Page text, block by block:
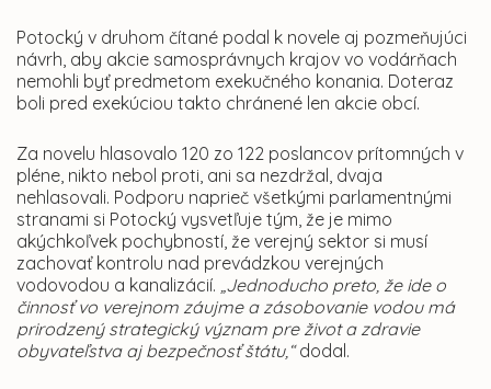
Potocký v druhom čítané podal k novele aj pozmeňujúci
návrh, aby akcie samosprávnych krajov vo vodárňach
nemohli byť predmetom exekučného konania. Doteraz
boli pred exekúciou takto chránené len akcie obcí.
Za novelu hlasovalo 120 zo 122 poslancov prítomných v
pléne, nikto nebol proti, ani sa nezdržal, dvaja
nehlasovali. Podporu naprieč všetkými parlamentnými
stranami si Potocký vysvetľuje tým, že je mimo
akýchkoľvek pochybností, že verejný sektor si musí
zachovať kontrolu nad prevádzkou verejných
vodovodou a kanalizácií. „Jednoducho preto, že ide o
činnosť vo verejnom záujme a zásobovanie vodou má
prirodzený strategický význam pre život a zdravie
obyvateľstva aj bezpečnosť štátu,“dodal.